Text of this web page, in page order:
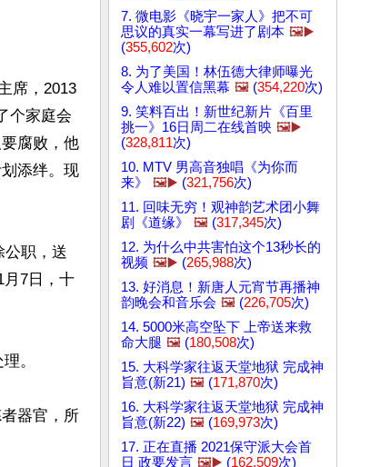
席，2013
个家庭会
腐败，他
添绊。现
公职，送
月7日，十
。
器官，所
7. 微电影《晓宇一家人》把不可
思议的真实一幕写进了剧本 🖼️▶️
(355,602次)
8. 为了美国！林伍德大律师曝光
令人难以置信黑幕 🖼️ (354,220次)
9. 笑料百出！新世纪新片《百里
挑一》16日周二在线首映 🖼️▶️
(328,811次)
10. MTV 男高音独唱《为你而
来》
🖼️▶️ (321,756次)
11. 回味无穷！观神韵艺术团小舞
剧《道缘》
🖼️ (317,345次)
12. 为什么中共害怕这个13秒长的
视频 🖼️▶️ (265,988次)
13. 好消息！新唐人元宵节再播神
韵晚会和音乐会 🖼️ (226,705次)
14. 5000米高空坠下 上帝送来救
命大腿 🖼️ (180,508次)
15. 大科学家往返天堂地狱 完成神
旨意(新21) 🖼️ (171,870次)
16. 大科学家往返天堂地狱 完成神
旨意(新22) 🖼️ (169,973次)
17. 正在直播 2021保守派大会首
日 政要发言 🖼️▶️ (162,509次)